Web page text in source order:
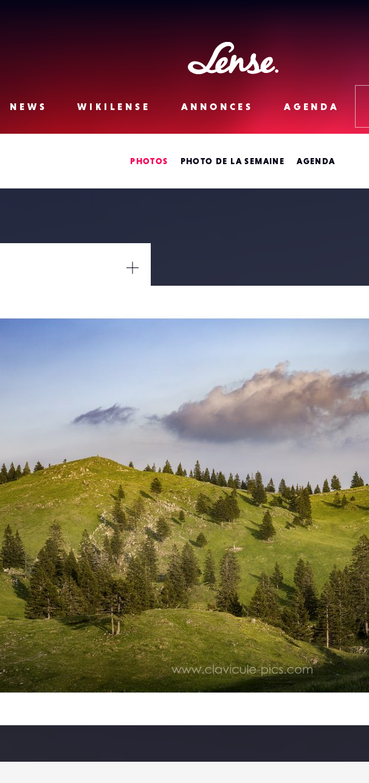
Lense
NEWS
WIKILENSE ANNONCES AGENDA
PHOTOS PHOTO DE LA SEMAINE AGENDA
1/50
f/10
100
29 mai 2017
19 juin 2017
/